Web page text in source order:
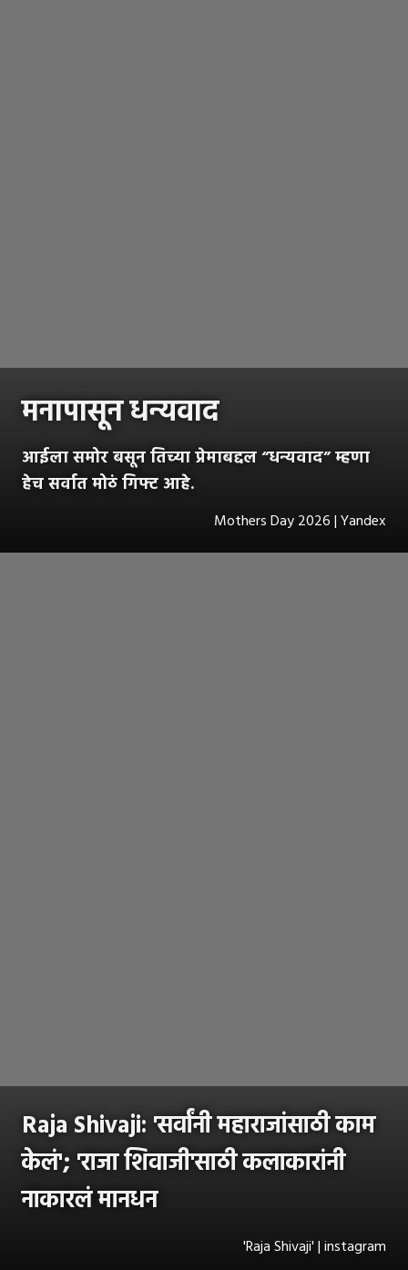
मनापासून धन्यवाद
आईला समोर बसून तिच्या प्रेमाबद्दल “धन्यवाद” म्हणा
हेच सर्वात मोठं गिफ्ट आहे.
Mothers Day 2026 | Yandex
Raja Shivaji: 'सर्वांनी महाराजांसाठी काम
केलं'; 'राजा शिवाजी'साठी कलाकारांनी
नाकारलं मानधन
'Raja Shivaji' | instagram